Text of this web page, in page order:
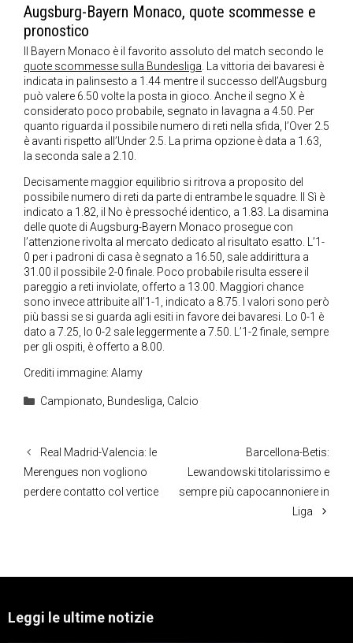
Augsburg-Bayern Monaco, quote scommesse e
pronostico
Il Bayern Monaco è il favorito assoluto del match secondo le
quote scommesse sulla Bundesliga. La vittoria dei bavaresi è
indicata in palinsesto a 1.44 mentre il successo dell’Augsburg
può valere 6.50 volte la posta in gioco. Anche il segno X è
considerato poco probabile, segnato in lavagna a 4.50. Per
quanto riguarda il possibile numero di reti nella sfida, l’Over 2.5
è avanti rispetto all’Under 2.5. La prima opzione è data a 1.63,
la seconda sale a 2.10.
Decisamente maggior equilibrio si ritrova a proposito del
possibile numero di reti da parte di entrambe le squadre. Il Sì è
indicato a 1.82, il No è pressoché identico, a 1.83. La disamina
delle quote di Augsburg-Bayern Monaco prosegue con
l’attenzione rivolta al mercato dedicato al risultato esatto. L’1-
0 per i padroni di casa è segnato a 16.50, sale addirittura a
31.00 il possibile 2-0 finale. Poco probabile risulta essere il
pareggio a reti inviolate, offerto a 13.00. Maggiori chance
sono invece attribuite all’1-1, indicato a 8.75. I valori sono però
più bassi se si guarda agli esiti in favore dei bavaresi. Lo 0-1 è
dato a 7.25, lo 0-2 sale leggermente a 7.50. L’1-2 finale, sempre
per gli ospiti, è offerto a 8.00.
Crediti immagine: Alamy
Categorie
Campionato, Bundesliga, Calcio
Real Madrid-Valencia: le
Merengues non vogliono
perdere contatto col vertice
Barcellona-Betis:
Lewandowski titolarissimo e
sempre più capocannoniere in
Liga
Leggi le ultime notizie